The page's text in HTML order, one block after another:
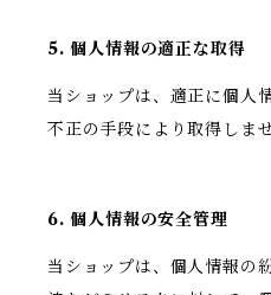
5. 個人情報の適正な取得
当ショップは、適正に個人
不正の手段により取得しませ
6. 個人情報の安全管理
当ショップは、個人情報の